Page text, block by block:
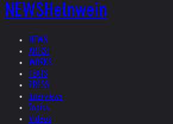
NEWSHelnwein
NEWS
ARTIST
WORKS
TEXTS
PRESS
Interviews
Topics
Videos